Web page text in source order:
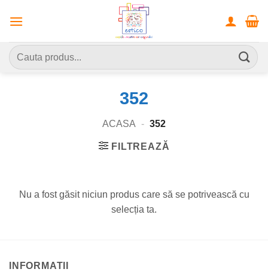
Caută
după:
352
ACASA - 352
FILTREAZĂ
Nu a fost găsit niciun produs care să se potrivească cu
selecția ta.
INFORMATII